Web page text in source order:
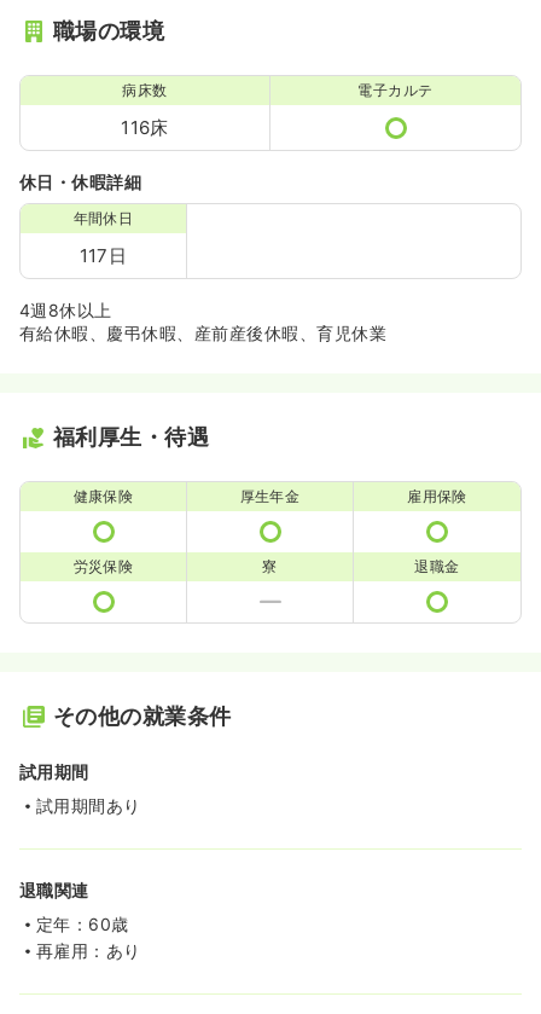
職場の環境
病床数
116床
電子カルテ
休日・休暇詳細
年間休日
117日
4週8休以上
有給休暇、慶弔休暇、産前産後休暇、育児休業
福利厚生・待遇
健康保険 厚生年金 雇用保険
労災保険 寮 退職金
その他の就業条件
試用期間
試用期間あり
退職関連
定年：60歳
再雇用：あり